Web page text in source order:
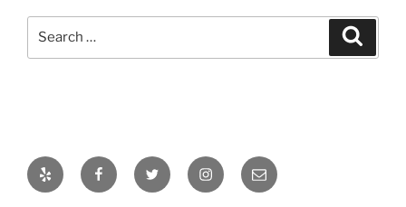
Yelp FacebookTwitter InstagramEmail